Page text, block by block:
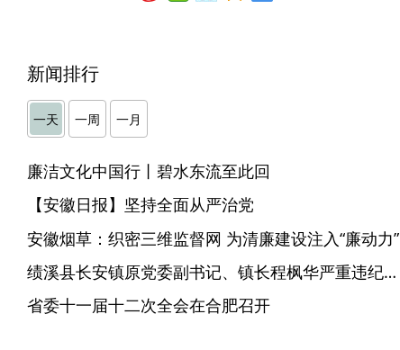
新闻排行
一天 一周 一月
廉洁文化中国行丨碧水东流至此回
【安徽日报】坚持全面从严治党
安徽烟草：织密三维监督网 为清廉建设注入“廉动力”
绩溪县长安镇原党委副书记、镇长程枫华严重违纪违法被开除党籍和公职
省委十一届十二次全会在合肥召开